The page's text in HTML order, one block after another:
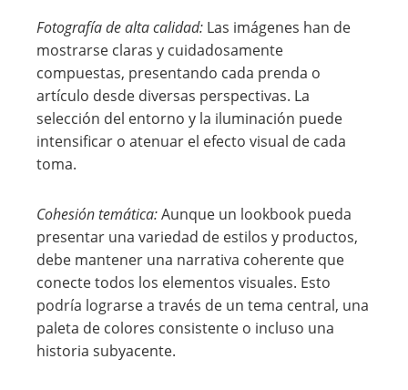
Fotografía de alta calidad: Las imágenes han de
mostrarse claras y cuidadosamente
compuestas, presentando cada prenda o
artículo desde diversas perspectivas. La
selección del entorno y la iluminación puede
intensificar o atenuar el efecto visual de cada
toma.
Cohesión temática:Aunque un lookbook pueda
presentar una variedad de estilos y productos,
debe mantener una narrativa coherente que
conecte todos los elementos visuales. Esto
podría lograrse a través de un tema central, una
paleta de colores consistente o incluso una
historia subyacente.